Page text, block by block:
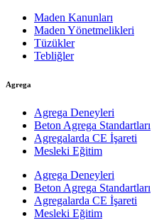
Maden Kanunları
Maden Yönetmelikleri
Tüzükler
Tebliğler
Agrega
Agrega Deneyleri
Beton Agrega Standartları
Agregalarda CE İşareti
Mesleki Eğitim
Agrega Deneyleri
Beton Agrega Standartları
Agregalarda CE İşareti
Mesleki Eğitim